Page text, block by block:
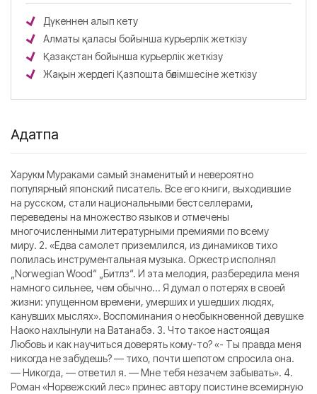
Дүкеннен алып кету
Алматы қаласы бойынша курьерлік жеткізу
Қазақстан бойынша курьерлік жеткізу
Жақын жердегі Қазпошта бөлімшесіне жеткізу
Аңдатпа
Харукм Мураками самый знаменитый и невероятно
популярный японский писатель. Все его книги, выходившие
на русском, стали национальными бестселлерами,
переведены на множество языков и отмечены
многочисленными литературными премиями по всему
миру. 2. «Едва самолет приземлился, из динамиков тихо
полилась инструментальная музыка. Оркестр исполнял
„Norwegian Wood“ „Битлз“. И эта мелодия, разбередила меня
намного сильнее, чем обычно... Я думал о потерях в своей
жизни: упущенном времени, умерших и ушедших людях,
канувших мыслях». Воспоминания о необыкновенной девушке
Наоко нахлынули на Ватанабэ. 3. Что такое настоящая
Любовь и как научиться доверять кому-то? «- Ты правда меня
никогда не забудешь? — тихо, почти шепотом спросила она.
— Никогда, — ответил я. — Мне тебя незачем забывать». 4.
Роман «Норвежский лес» принес автору поистине всемирную